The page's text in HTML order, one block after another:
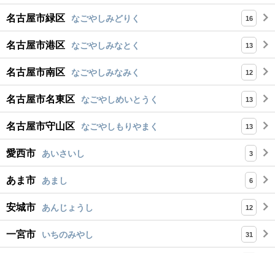
名古屋市緑区 なごやしみどりく 16
名古屋市港区 なごやしみなとく 13
名古屋市南区 なごやしみなみく 12
名古屋市名東区 なごやしめいとうく 13
名古屋市守山区 なごやしもりやまく 13
愛西市 あいさいし 3
あま市 あまし 6
安城市 あんじょうし 12
一宮市 いちのみやし 31